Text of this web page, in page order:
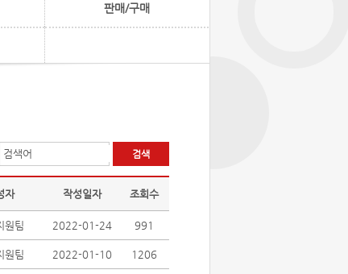
판매/구매
검색어
자 작성일자 조회수
원팀 2022-01-24 991
원팀 2022-01-10 1206